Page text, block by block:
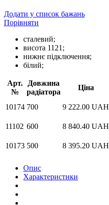
Додати у список бажань
Порівняти
сталевий;
висота 1121;
нижнє підключення;
білий;
Арт.
№
Довжина
радіатора
Ціна
10174 700 9 222.00 UAH
11102 600 8 840.40 UAH
10173 500 8 395.20 UAH
Опис
Характеристики